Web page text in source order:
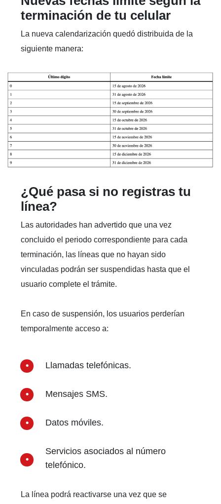
terminación de tu celular
La nueva calendarización quedó distribuida de la
siguiente manera:
¿Qué pasa si no registras tu
línea?
Las autoridades han advertido que una vez
concluido el periodo correspondiente para cada
terminación, las líneas que no hayan sido
vinculadas podrán ser suspendidas hasta que el
usuario complete el trámite.
En caso de suspensión, los usuarios perderían
temporalmente acceso a:
Llamadas telefónicas.
Mensajes SMS.
Datos móviles.
Servicios asociados al número
telefónico.
La línea podrá reactivarse una vez que se